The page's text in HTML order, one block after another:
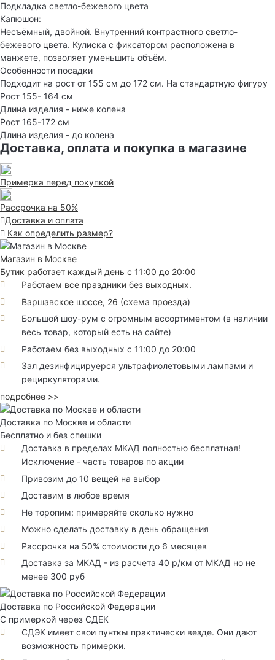
Подкладка светло-бежевого цвета
Капюшон:
Несъёмный, двойной. Внутренний контрастного светло-
бежевого цвета. Кулиска с фиксатором расположена в
манжете, позволяет уменьшить объём.
Особенности посадки
Подходит на рост от 155 см до 172 см. На стандартную фигуру
Рост 155- 164 см
Длина изделия - ниже колена
Рост 165-172 см
Длина изделия - до колена
Доставка, оплата и покупка в магазине
Примерка перед покупкой
Рассрочка на 50%
Доставка и оплата
Как определить размер?
Магазин в Москве
Бутик работает каждый день с 11:00 до 20:00
Работаем все праздники без выходных.
Варшавское шоссе, 26 (схема проезда)
Большой шоу-рум с огромным ассортиментом (в наличии
весь товар, который есть на сайте)
Работаем без выходных с 11:00 до 20:00
Зал дезинфицируерся ультрафиолетовыми лампами и
рециркуляторами.
подробнее >>
Доставка по Москве и области
Бесплатно и без спешки
Доставка в пределах МКАД полностью бесплатная!
Исключение - часть товаров по акции
Привозим до 10 вещей на выбор
Доставим в любое время
Не торопим: примеряйте сколько нужно
Можно сделать доставку в день обращения
Рассрочка на 50% стоимости до 6 месяцев
Доставка за МКАД - из расчета 40 р/км от МКАД но не
менее 300 руб
Доставка по Российской Федерации
С примеркой через СДЕК
СДЭК имеет свои пунткы практически везде. Они дают
возможность примерки.